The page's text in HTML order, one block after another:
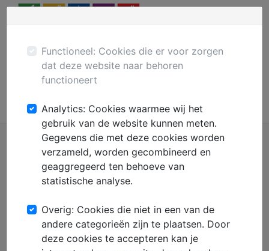
Plaats gratis advertentie
Mechanisatie